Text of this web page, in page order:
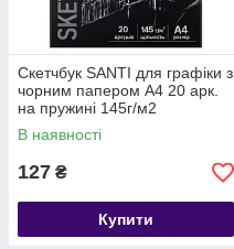
Скетчбук SANTI для графіки з
чорним папером А4 20 арк.
на пружині 145г/м2
В наявності
127 ₴
Купити